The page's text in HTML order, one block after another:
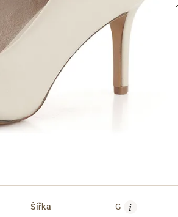
Šířka G i